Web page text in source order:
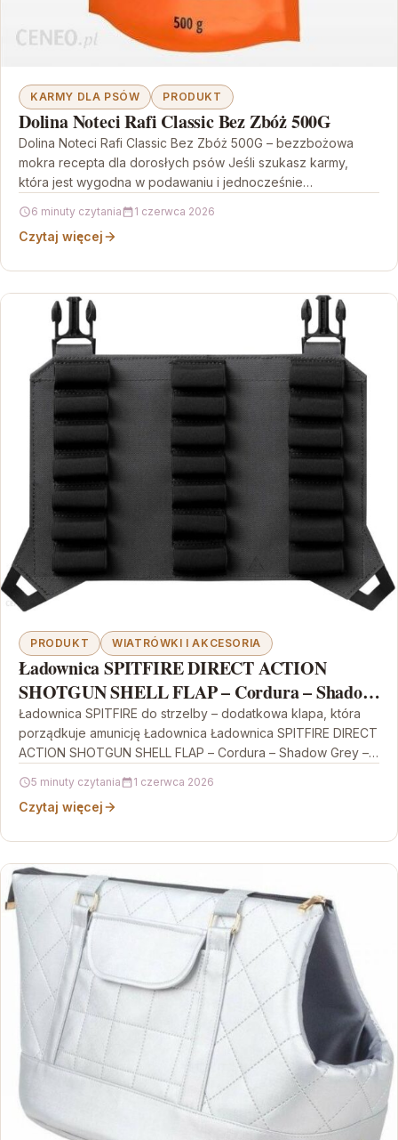
KARMY DLA PSÓW PRODUKT
Dolina Noteci Rafi Classic Bez Zbóż 500G
Dolina Noteci Rafi Classic Bez Zbóż 500G – bezzbożowa
mokra recepta dla dorosłych psów Jeśli szukasz karmy,
która jest wygodna w podawaniu i jednocześnie…
6 minuty czytania 1 czerwca 2026
Czytaj więcej
PRODUKT WIATRÓWKI I AKCESORIA
Ładownica SPITFIRE DIRECT ACTION
SHOTGUN SHELL FLAP – Cordura – Shadow
Grey – One Size (PC-SSFP-CD5-
Ładownica SPITFIRE do strzelby – dodatkowa klapa, która
porządkuje amunicję Ładownica Ładownica SPITFIRE DIRECT
ACTION SHOTGUN SHELL FLAP – Cordura – Shadow Grey –…
5 minuty czytania 1 czerwca 2026
Czytaj więcej